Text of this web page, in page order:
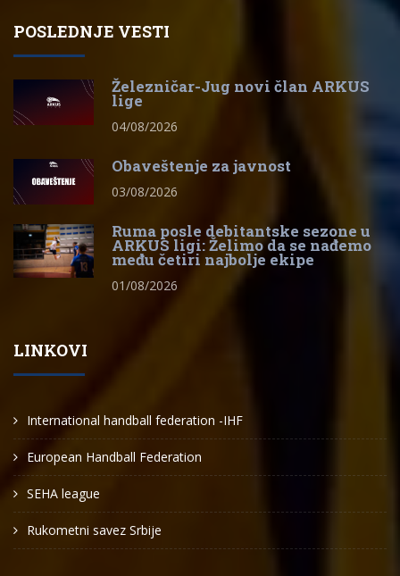
POSLEDNJE VESTI
Železničar-Jug novi član ARKUS
lige
04/08/2026
Obaveštenje za javnost
03/08/2026
Ruma posle debitantske sezone u
ARKUS ligi: Želimo da se nađemo
među četiri najbolje ekipe
01/08/2026
LINKOVI
International handball federation -IHF
European Handball Federation
SEHA league
Rukometni savez Srbije